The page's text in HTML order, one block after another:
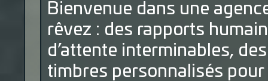
Bienvenue dans une
rêvez : des rapports
d’attente interminables,
timbres personnalisés